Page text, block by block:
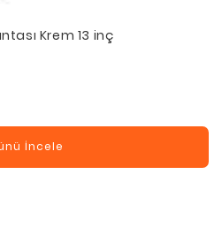
Krem 13 inç
İncele